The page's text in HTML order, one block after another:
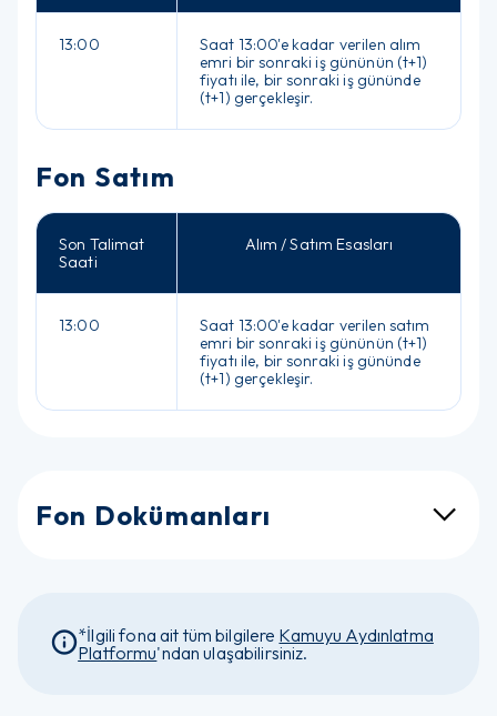
13:00
Saat 13:00'e kadar verilen alım
emri bir sonraki iş gününün (t+1)
fiyatı ile, bir sonraki iş gününde
(t+1) gerçekleşir.
Fon Satım
Son Talimat
Saati
Alım / Satım Esasları
13:00
Saat 13:00'e kadar verilen satım
emri bir sonraki iş gününün (t+1)
fiyatı ile, bir sonraki iş gününde
(t+1) gerçekleşir.
Fon Dokümanları
*İlgili fona ait tüm bilgilere Kamuyu Aydınlatma
Platformu'ndan ulaşabilirsiniz.